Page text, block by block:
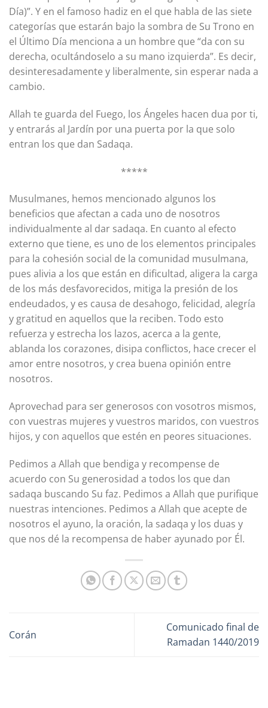
Día)”. Y en el famoso hadiz en el que habla de las siete
categorías que estarán bajo la sombra de Su Trono en
el Último Día menciona a un hombre que “da con su
derecha, ocultándoselo a su mano izquierda”. Es decir,
desinteresadamente y liberalmente, sin esperar nada a
cambio.
Allah te guarda del Fuego, los Ángeles hacen dua por ti,
y entrarás al Jardín por una puerta por la que solo
entran los que dan Sadaqa.
*****
Musulmanes, hemos mencionado algunos los
beneficios que afectan a cada uno de nosotros
individualmente al dar sadaqa. En cuanto al efecto
externo que tiene, es uno de los elementos principales
para la cohesión social de la comunidad musulmana,
pues alivia a los que están en dificultad, aligera la carga
de los más desfavorecidos, mitiga la presión de los
endeudados, y es causa de desahogo, felicidad, alegría
y gratitud en aquellos que la reciben. Todo esto
refuerza y estrecha los lazos, acerca a la gente,
ablanda los corazones, disipa conflictos, hace crecer el
amor entre nosotros, y crea buena opinión entre
nosotros.
Aprovechad para ser generosos con vosotros mismos,
con vuestras mujeres y vuestros maridos, con vuestros
hijos, y con aquellos que estén en peores situaciones.
Pedimos a Allah que bendiga y recompense de
acuerdo con Su generosidad a todos los que dan
sadaqa buscando Su faz. Pedimos a Allah que purifique
nuestras intenciones. Pedimos a Allah que acepte de
nosotros el ayuno, la oración, la sadaqa y los duas y
que nos dé la recompensa de haber ayunado por Él.
Corán
Comunicado final de
Ramadan 1440/2019